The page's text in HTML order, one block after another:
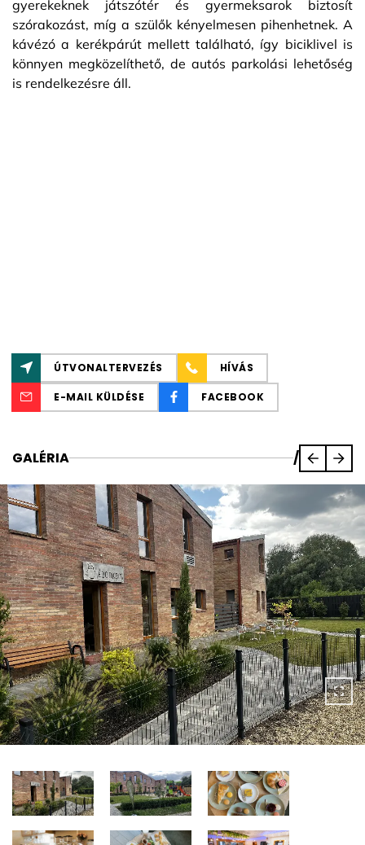
gyerekeknek játszótér és gyermeksarok biztosít
szórakozást, míg a szülők kényelmesen pihenhetnek. A
kávézó a kerékpárút mellett található, így biciklivel is
könnyen megközelíthető, de autós parkolási lehetőség
is rendelkezésre áll.
ÚTVONALTERVEZÉS HÍVÁS
E-MAIL KÜLDÉSE FACEBOOK
GALÉRIA /